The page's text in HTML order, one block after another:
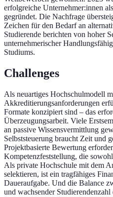
erfolgreiche Unternehmer:innen
gegründet. Die Nachfrage
Zeichen für den Bedarf an
Studierende berichten von hoher
unternehmerischer
Studiums.
Challenges
Als neuartiges Hochschulmodell
Akkreditierungsanforderungen
Formate konzipiert sind – das
Überzeugungsarbeit. Viele
an passive Wissensvermittlung
Selbststeuerung braucht Zeit und
Projektbasierte Bewertung
Kompetenzfeststellung, die
Als private Hochschule mit dem
selektieren, ist ein tragfähiges
Daueraufgabe. Und die Balance
und wachsender